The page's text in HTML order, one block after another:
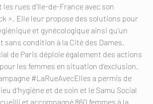
rues d’Ile-de-France avec son
». Elle leur propose des solutions pour
et gynécologique ainsi qu’un
sans condition à la Cité des Dames.
de Paris déploie également des actions
les femmes en situation d’exclusion.
#LaRueAvecElles a permis de
d’hygiène et de soin et le Samu Social
et accompagné 860 femmes à la